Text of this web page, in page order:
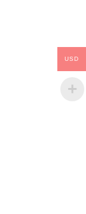
USD